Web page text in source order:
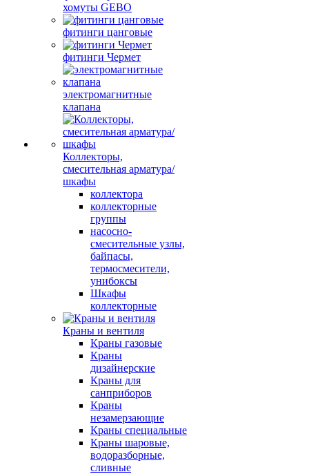
хомуты GEBO
фитинги цанговые
фитинги Чермет
электромагнитные
клапана
Коллекторы,
смесительная арматура/
шкафы
коллектора
коллекторные
группы
насосно-
смесительные узлы,
байпасы,
термосмесители,
унибоксы
Шкафы
коллекторные
Краны и вентиля
Краны газовые
Краны
дизайнерские
Краны для
санприборов
Краны
незамерзающие
Краны специальные
Краны шаровые,
водоразборные,
сливные